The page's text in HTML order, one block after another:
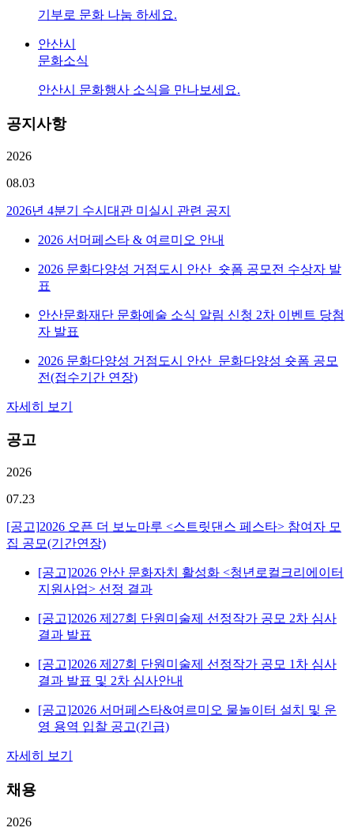
기부로 문화 나눔 하세요.
안산시
문화소식
안산시 문화행사 소식을 만나보세요.
공지사항
2026
08.03
2026년 4분기 수시대관 미실시 관련 공지
2026 서머페스타 & 여르미오 안내
2026 문화다양성 거점도시 안산_숏폼 공모전 수상자 발
표
안산문화재단 문화예술 소식 알림 신청 2차 이벤트 당첨
자 발표
2026 문화다양성 거점도시 안산_문화다양성 숏폼 공모
전(접수기간 연장)
자세히 보기
공고
2026
07.23
[공고]2026 오픈 더 보노마루 <스트릿댄스 페스타> 참여자 모
집 공모(기간연장)
[공고]2026 안산 문화자치 활성화 <청년로컬크리에이터
지원사업> 선정 결과
[공고]2026 제27회 단원미술제 선정작가 공모 2차 심사
결과 발표
[공고]2026 제27회 단원미술제 선정작가 공모 1차 심사
결과 발표 및 2차 심사안내
[공고]2026 서머페스타&여르미오 물놀이터 설치 및 운
영 용역 입찰 공고(긴급)
자세히 보기
채용
2026